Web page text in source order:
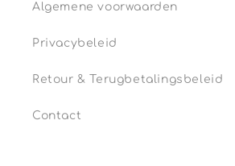
Algemene voorwaarden
Privacybeleid
Retour & Terugbetalingsbeleid
Contact